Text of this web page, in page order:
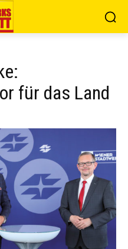
für das Land